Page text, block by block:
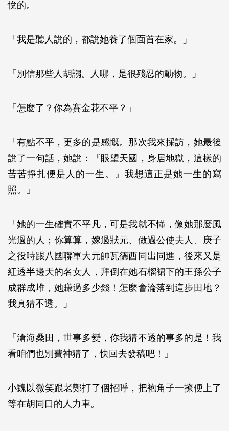
悅的。
「我是聽人說的，都說她養了個面首在家。」
「別信那些人胡謅。人哪，是很殘忍的動物。」
「怎麼了？你為賽金花不平？」
「有點不平，更多的是感慨。那次我來採訪，她最後
說了一句話，她說：『眼望天國，身居地獄，這樣的
苦苦掙扎便是人的一生。』我想這正是她一生的寫
照。」
「她的一生確實不平凡，可是我就不懂，像她那麼風
光過的人；你算算，嫁過狀元、做過公使夫人、庚子
之役時跟八國聯軍大元帥瓦德西同出同進，後來又是
紅透半邊天的名女人，拜倒在她石榴裙下的王孫公子
成群成堆，她賺過多少錢！怎麼會淪落到這步田地？
我真猜不透。」
「滄海桑田，世事多變，你我猜不透的事多的是！我
看咱們也別費神猜了，快回去發稿吧！」
小魏以微笑跟老鄭打了個招呼，把袍角子一撩便上了
等在胡同口的人力車。